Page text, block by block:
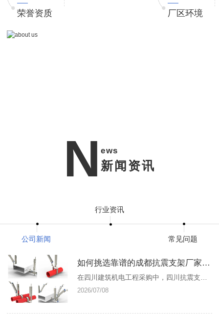
荣誉资质 厂区环境
News
新闻资讯
公司新闻
行业资讯
常见问题
如何挑选靠谱的成都抗震支架厂家？四川抗震支架采购避坑指南
2026/07/08